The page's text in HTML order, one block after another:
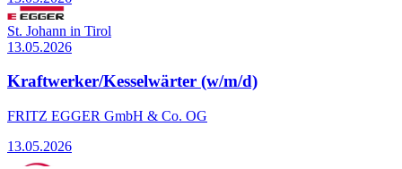
St. Johann in Tirol
13.05.2026
Kraftwerker/Kesselwärter (w/m/d)
FRITZ EGGER GmbH & Co. OG
13.05.2026